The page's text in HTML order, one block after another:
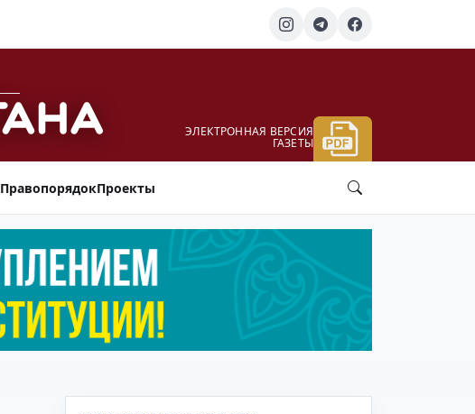
ЭЛЕКТРОННАЯ ВЕРСИЯ
ГАЗЕТЫ
ПравопорядокПроекты